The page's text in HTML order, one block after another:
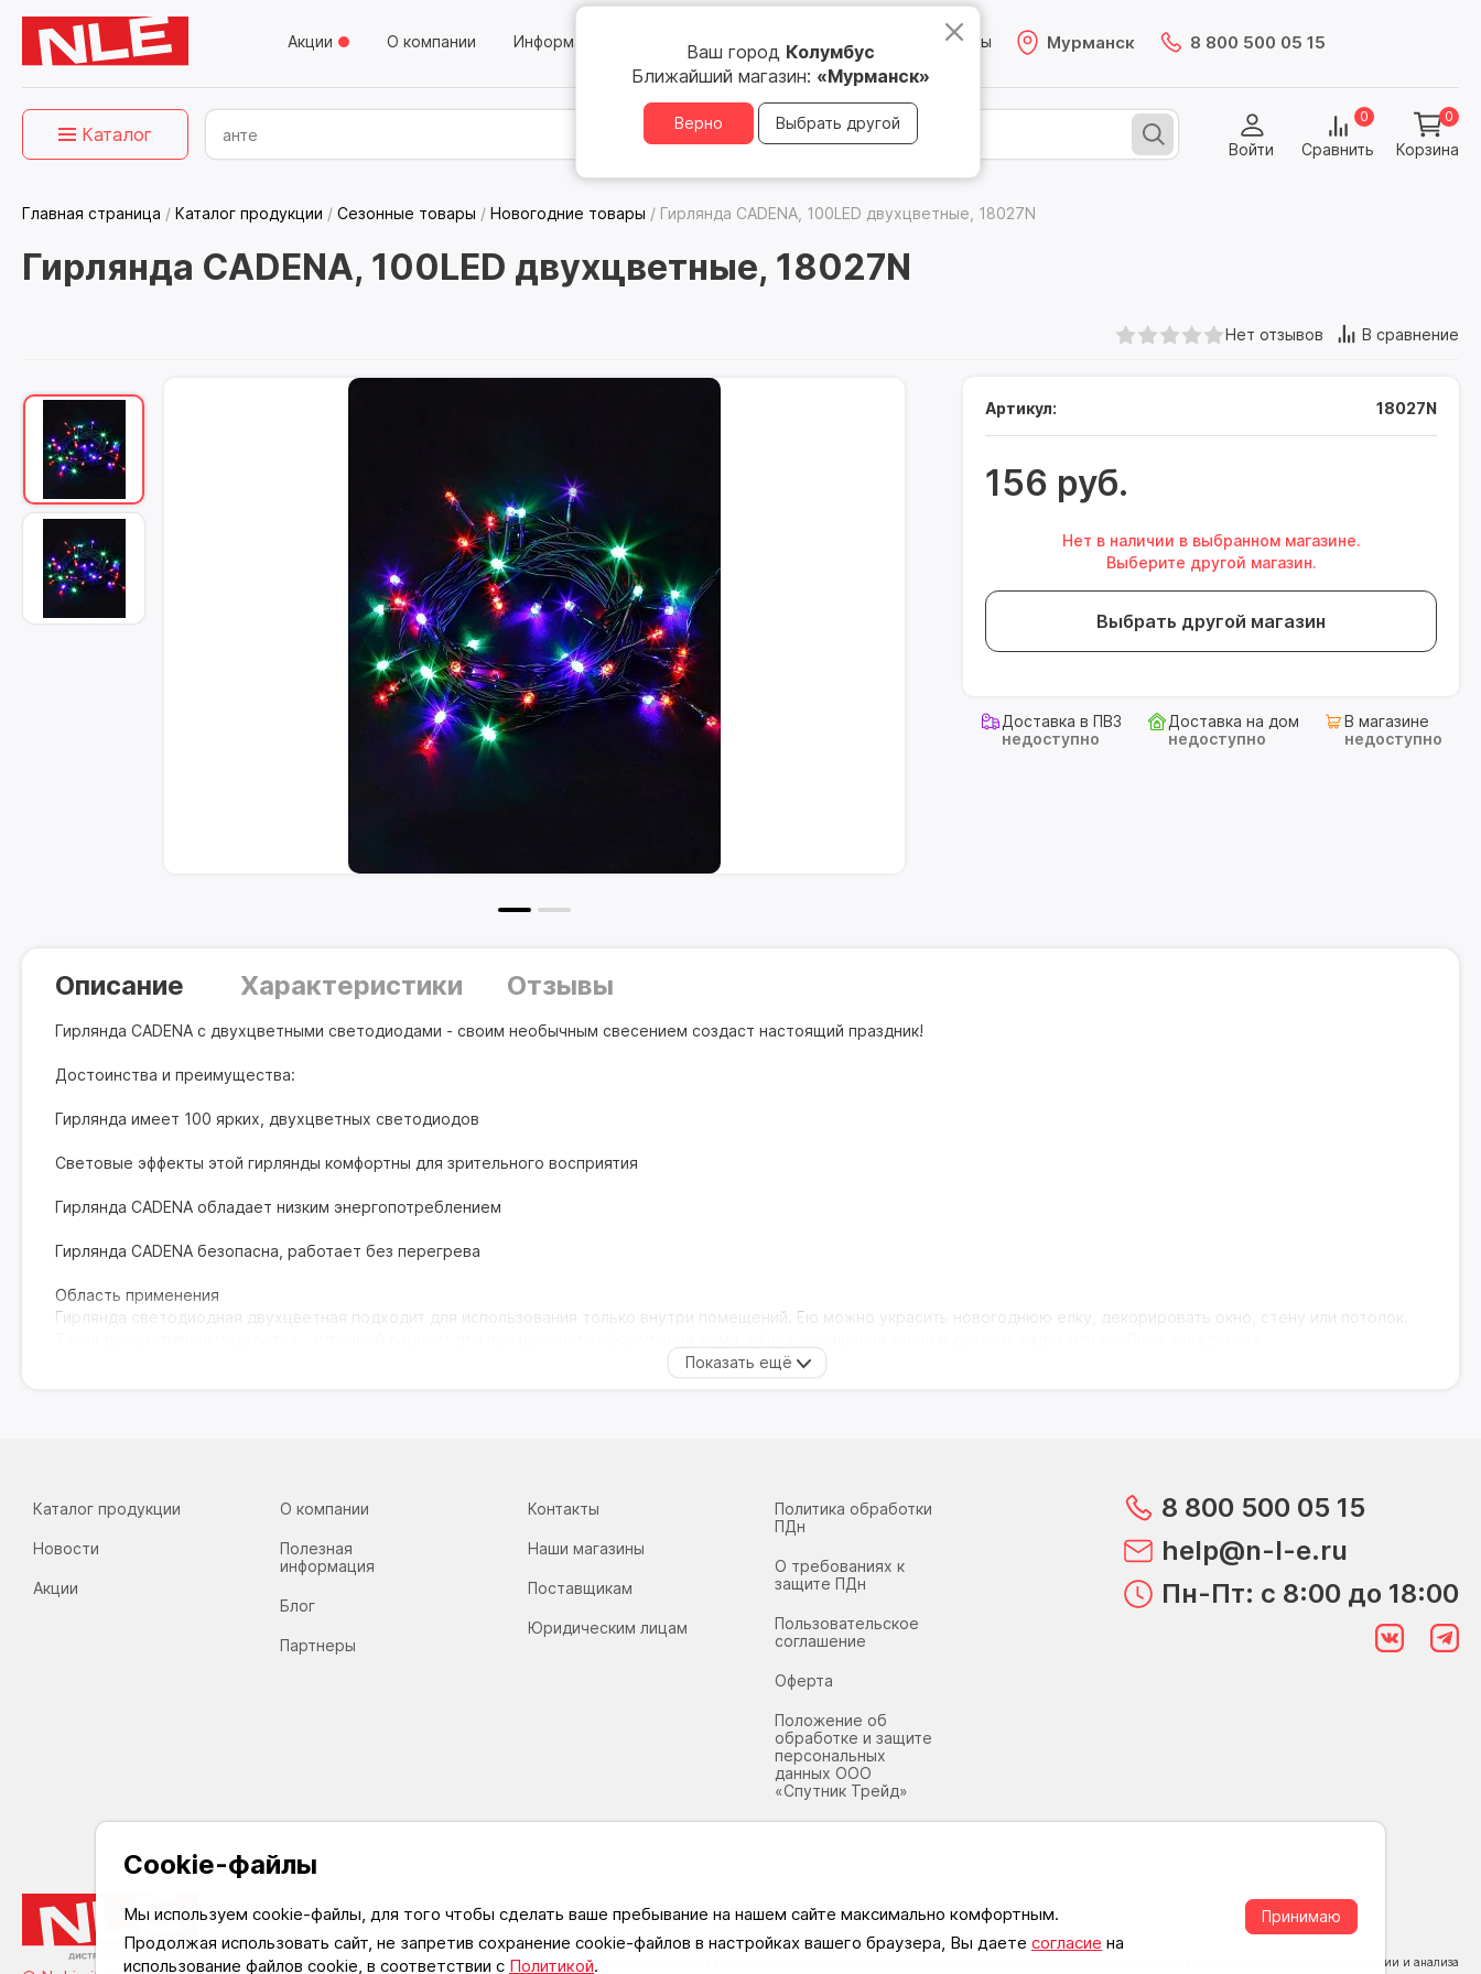
Акции О компании Информация Юридическим лицам Магазины Мурманск
Ваш город Колумбус
Ближайший магазин: «Мурманск»
Верно Выбрать другой
8 800 500 05 15
Каталог
Войти Сравнить
0
Корзина
0
Главная страница / Каталог продукции / Сезонные товары / Новогодние товары / Гирлянда CADENA, 100LED двухцветные, 18027N
Гирлянда CADENA, 100LED двухцветные, 18027N
Нет отзывов В сравнение
Артикул: 18027N
156 руб.
Нет в наличии в выбранном магазине.
Выберите другой магазин.
Выбрать другой магазин
Доставка в ПВЗ
недоступно
Доставка на дом
недоступно
В магазине
недоступно
Описание
Гирлянда CADENA с двухцветными светодиодами - своим необычным свесением создаст настоящий праздник!
Достоинства и преимущества:
Гирлянда имеет 100 ярких, двухцветных светодиодов
Световые эффекты этой гирлянды комфортны для зрительного восприятия
Гирлянда CADENA обладает низким энергопотреблением
Гирлянда CADENA безопасна, работает без перегрева
Область применения
Гирлянда светодиодная двухцветная подходит для использования только внутри помещений. Ею можно украсить новогоднюю елку, декорировать окно, стену или потолок.
Характеристики Отзывы
Каталог продукции
Новости
Акции
О компании
Полезная
информация
Блог
Партнеры
Контакты
Наши магазины
Поставщикам
Юридическим лицам
Политика обработки
ПДн
О требованиях к
защите ПДн
Пользовательское
соглашение
Оферта
Положение об
обработке и защите
персональных
данных ООО
«Спутник Трейд»
8 800 500 05 15
help@n-l-e.ru
Пн-Пт: с 8:00 до 18:00
На информационном ресурсе применяются рекомендательные технологии (информационные технологии предоставления информации на основе сбора, систематизации и анализа
Cookie-файлы
Мы используем cookie-файлы, для того чтобы сделать ваше пребывание на нашем сайте максимально комфортным.
Продолжая использовать сайт, не запретив сохранение cookie-файлов в настройках вашего браузера, Вы даете согласие на
использование файлов cookie, в соответствии с Политикой.
Принимаю